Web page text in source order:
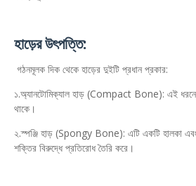
হাড়ের উৎপত্তি:
গঠনমূলক দিক থেকে হাড়ের দুইটি প্রধান প্রকার:
১.অ্যানটোমিক্যাল হাড় (Compact Bone): এই
থাকে।
২.স্পঞ্জি হাড় (Spongy Bone): এটি একটি হালকা এবং
শক্তির বিরুদ্ধে প্রতিরোধ তৈরি করে।